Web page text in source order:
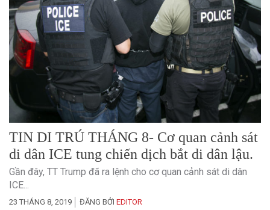
TIN DI TRÚ THÁNG 8- Cơ quan cảnh sát
di dân ICE tung chiến dịch bắt di dân lậu.
Gần đây, TT Trump đã ra lệnh cho cơ quan cảnh sát di dân
ICE...
23 THÁNG 8, 2019 ĐĂNG BỞI EDITOR